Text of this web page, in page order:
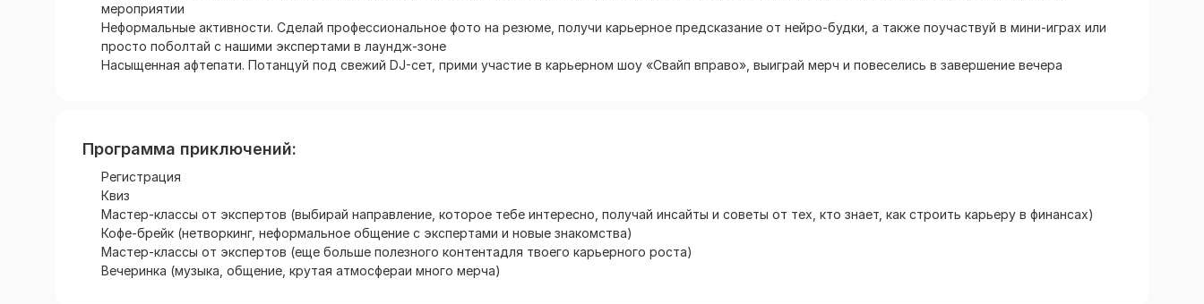
мероприятии
Неформальные активности. Сделай профессиональное фото на резюме, получи карьерное предсказание от нейро-будки, а также поучаствуй в мини-играх или
просто поболтай с нашими экспертами в лаундж-зоне
Насыщенная афтепати. Потанцуй под свежий DJ-сет, прими участие в карьерном шоу «Свайп вправо», выиграй мерч и повеселись в завершение вечера
Программа приключений:
Регистрация
Квиз
Мастер-классы от экспертов (выбирай направление, которое тебе интересно, получай инсайты и советы от тех, кто знает, как строить карьеру в финансах)
Кофе-брейк (нетворкинг, неформальное общение с экспертами и новые знакомства)
Мастер-классы от экспертов (еще больше полезного контентадля твоего карьерного роста)
Вечеринка (музыка, общение, крутая атмосфераи много мерча)